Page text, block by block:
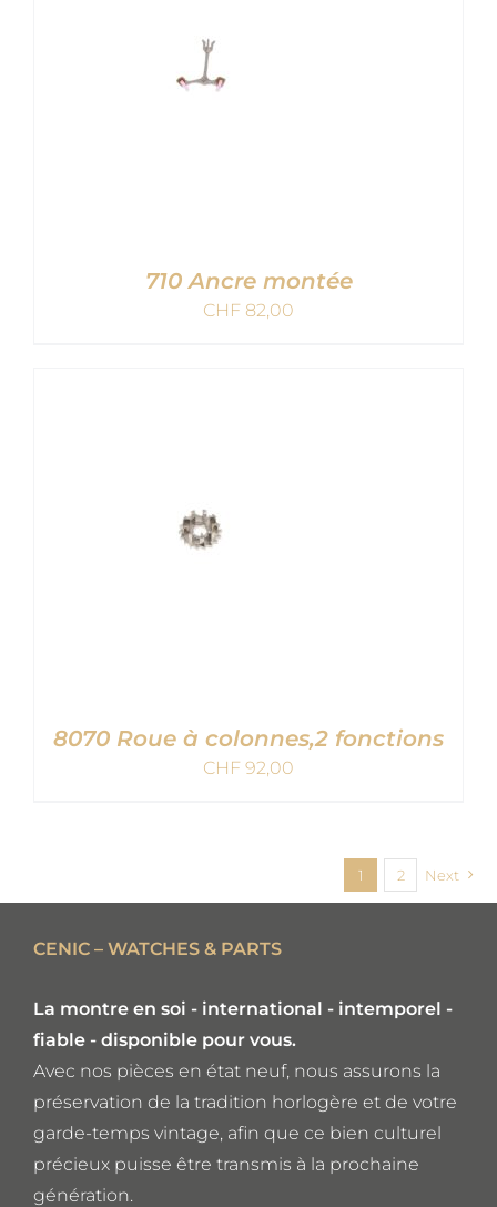
710 Ancre montée
CHF 82,00
8070 Roue à colonnes,2 fonctions
CHF 92,00
1 2 Next
CENIC – WATCHES & PARTS
La montre en soi - international - intemporel -
fiable - disponible pour vous.
Avec nos pièces en état neuf, nous assurons la
préservation de la tradition horlogère et de votre
garde-temps vintage, afin que ce bien culturel
précieux puisse être transmis à la prochaine
génération.